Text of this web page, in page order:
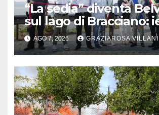
“La sedia” diventa
sul lago di Bracciano:
l’inaugurazione
AGO 7, 2026 GRAZIAROSA VILLANI